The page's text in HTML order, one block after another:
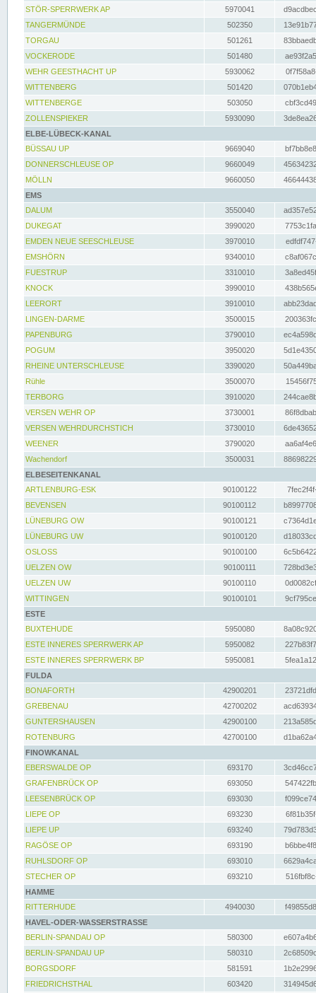
STÖR-SPERRWERK AP 5970041
TANGERMÜNDE
502350
TORGAU
501261
VOCKERODE
501480
WEHR GEESTHACHT UP
5930062
WITTENBERG
501420
WITTENBERGE
503050
ZOLLENSPIEKER
5930090
ELBE-LÜBECK-KANAL
BÜSSAU UP
9669040
DONNERSCHLEUSE OP
9660049
MÖLLN
9660050
EMS
DALUM
3550040
DUKEGAT
3990020
EMDEN NEUE SEESCHLEUSE
3970010
EMSHÖRN
9340010
FUESTRUP
3310010
KNOCK
3990010
LEERORT
3910010
LINGEN-DARME
3500015
PAPENBURG
3790010
POGUM
3950020
RHEINE UNTERSCHLEUSE
3390020
Rühle
3500070
TERBORG
3910020
VERSEN WEHR OP
3730001
VERSEN WEHRDURCHSTICH
3730010
WEENER
3790020
Wachendorf
3500031
ELBESEITENKANAL
ARTLENBURG-ESK
90100122
BEVENSEN
90100112
LÜNEBURG OW
90100121
LÜNEBURG UW
90100120
OSLOSS
90100100
UELZEN OW
90100111
UELZEN UW
90100110
WITTINGEN
90100101
ESTE
BUXTEHUDE
5950080
ESTE INNERES SPERRWERK AP
5950082
ESTE INNERES SPERRWERK BP
5950081
FULDA
BONAFORTH
42900201
GREBENAU
42700202
GUNTERSHAUSEN
42900100
ROTENBURG
42700100
FINOWKANAL
EBERSWALDE OP
693170
GRAFENBRÜCK OP
693050
LEESENBRÜCK OP
693030
LIEPE OP
693230
LIEPE UP
693240
RAGÖSE OP
693190
RUHLSDORF OP
693010
STECHER OP
693210
HAMME
RITTERHUDE
4940030
HAVEL-ODER-WASSERSTRASSE
BERLIN-SPANDAU OP
580300
BERLIN-SPANDAU UP
580310
BORGSDORF
581591
FRIEDRICHSTHAL
603420